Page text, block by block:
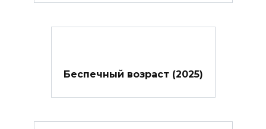
Беспечный возраст (2025)